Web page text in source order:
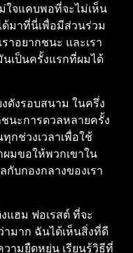
ใจแคบพอที่จะไม่เห็น
มาที่นี่เพื่อมีส่วนร่วม
าอยากชนะ และเรา
เป็นครั้งแรกที่ผมได้
ดังรอบสนาม ในครึ่ง
นะการดวลหลายครั้ง
กช่วงเวลาเพื่อใช้
มขอให้พวกเขาใน
บกองกลางของเรา
แฮม ฟอเรสต์ ที่จะ
ามาก ฉันได้เห็นสิ่งที่ดี
ามยืดหยุ่น เรียนรู้วิธีที่